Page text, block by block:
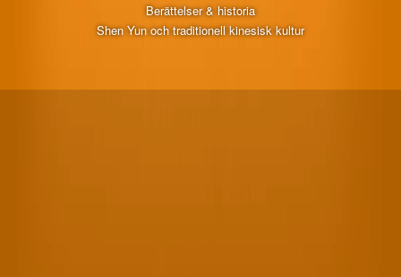
Berättelser & historia
Shen Yun och traditionell kinesisk kultur